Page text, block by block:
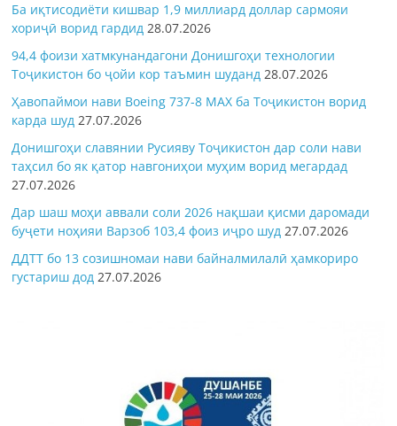
Ба иқтисодиёти кишвар 1,9 миллиард доллар сармояи
хориҷӣ ворид гардид 28.07.2026
94,4 фоизи хатмкунандагони Донишгоҳи технологии
Тоҷикистон бо ҷойи кор таъмин шуданд 28.07.2026
Ҳавопаймои нави Boeing 737-8 MAX ба Тоҷикистон ворид
карда шуд 27.07.2026
Донишгоҳи славянии Русияву Тоҷикистон дар соли нави
таҳсил бо як қатор навгониҳои муҳим ворид мегардад
27.07.2026
Дар шаш моҳи аввали соли 2026 нақшаи қисми даромади
буҷети ноҳияи Варзоб 103,4 фоиз иҷро шуд 27.07.2026
ДДТТ бо 13 созишномаи нави байналмилалӣ ҳамкориро
густариш дод 27.07.2026